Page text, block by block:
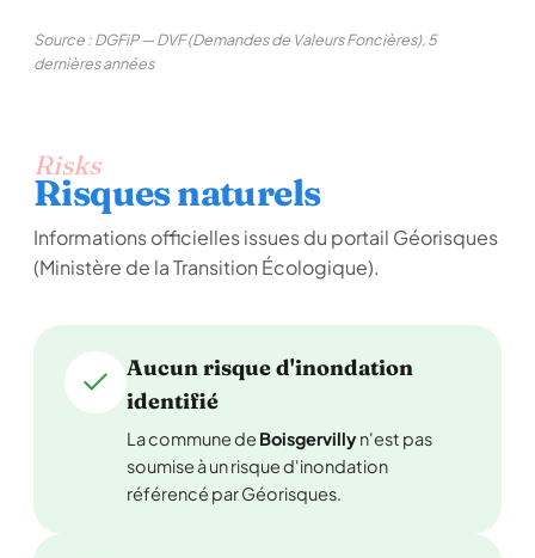
Source : DGFiP — DVF (Demandes de Valeurs Foncières), 5
dernières années
Risks
Risques naturels
Informations officielles issues du portail Géorisques
(Ministère de la Transition Écologique).
Aucun risque d'inondation
identifié
La commune de Boisgervillyn'est pas
soumise à un risque d'inondation
référencé par Géorisques.